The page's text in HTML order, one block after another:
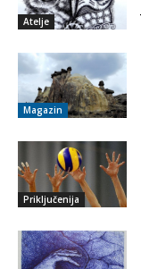
Atelje
Magazin
Priključenija